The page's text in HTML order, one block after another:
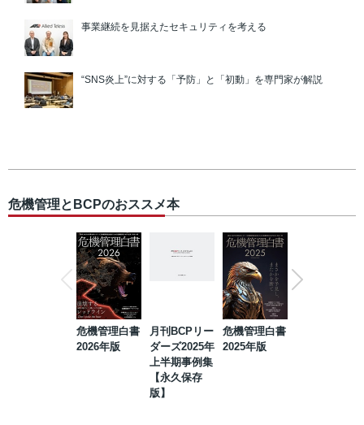
事業継続を見据えたセキュリティを考える
“SNS炎上”に対する「予防」と「初動」を専門家が解説
危機管理とBCPのおススメ本
危機管理白書
2026年版
月刊BCPリー
ダーズ2025年
上半期事例集
【永久保存
版】
危機管理白書
2025年版